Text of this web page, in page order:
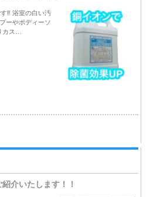
‼︎ 浴室の白い汚
ーやボディーソ
ス…
介いたします！！